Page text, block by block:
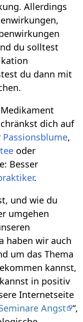
Allerdings
du solltest
du dann mit
dich auf
Passionsblume,
oder
Besser
.
und wie du
umgehen
haben wir auch
um das Thema
kannst,
in positiv
Internetseite
Angst “,